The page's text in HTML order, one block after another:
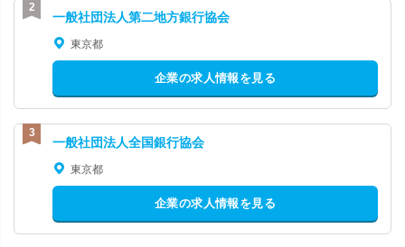
一般社団法人第二地方銀行協会
東京都
企業の求人情報を見る
一般社団法人全国銀行協会
東京都
企業の求人情報を見る